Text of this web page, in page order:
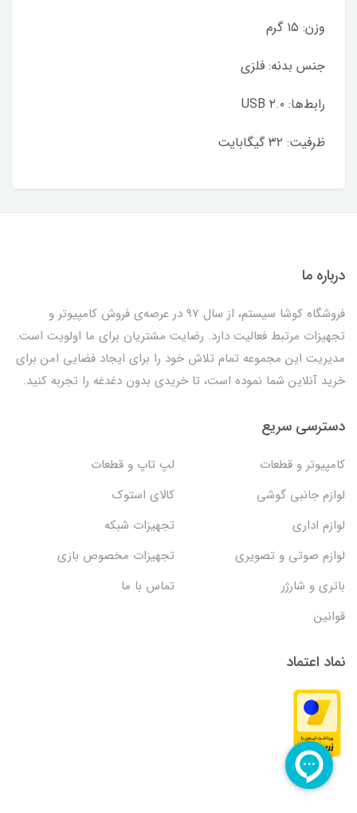
وزن: ۱۵ گرم
جنس بدنه: فلزی
رابط‌ها: USB ۲.۰
ظرفیت: ۳۲ گیگابایت
درباره ما
فروشگاه کوشا سیستم، از سال 97 در عرصه‌ی فروش کامپیوتر و
تجهیزات مرتبط فعالیت دارد. رضایت مشتریان برای ما اولویت است.
مدیریت این مجموعه تمام تلاش خود را برای ایجاد فضایی امن برای
خرید آنلاین شما نموده است، تا خریدی بدون دغدغه را تجربه کنید.
دسترسی سریع
کامپیوتر و قطعات
لپ تاپ و قطعات
لوازم جانبی گوشی
کالای استوک
لوازم اداری
تجهیزات شبکه
لوازم صوتی و تصویری
تجهیزات مخصوص بازی
باتری و شارژر
تماس با ما
قوانین
نماد اعتماد